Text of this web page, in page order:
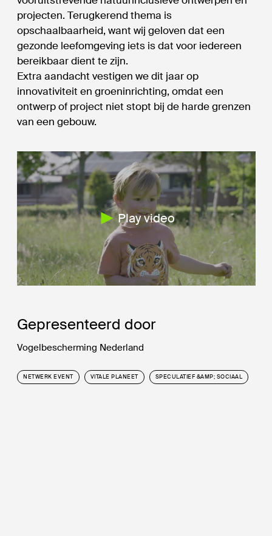
Gepresenteerd door
Vogelbescherming Nederland
NETWERK EVENT VITALE PLANEET SPECULATIEF &AMP; SOCIAAL
projecten. Terugkerend thema is
opschaalbaarheid, want wij geloven dat een
gezonde leefomgeving iets is dat voor iedereen
bereikbaar dient te zijn.
Extra aandacht vestigen we dit jaar op
innovativiteit en groeninrichting, omdat een
ontwerp of project niet stopt bij de harde grenzen
van een gebouw.
Play video